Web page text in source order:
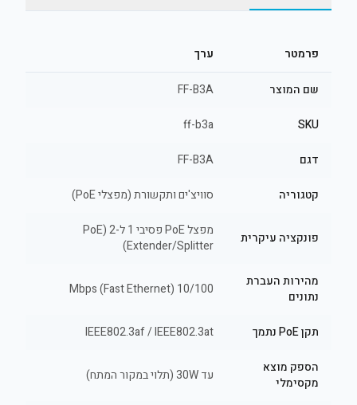
פרמטר ערך
שם המוצר FF-B3A
SKU
ff-b3a
דגם FF-B3A
קטגוריה סוויצ'ים ותקשורת (מפצלי PoE)
פונקציה עיקרית
מפצל PoE פסיבי 1 ל-2 (PoE
Extender/Splitter)
מהירות העברת
נתונים
10/100 Mbps (Fast Ethernet)
תקן PoE נתמך IEEE802.3af / IEEE802.3at
הספק מוצא
מקסימלי
עד 30W (תלוי במקור המתח)